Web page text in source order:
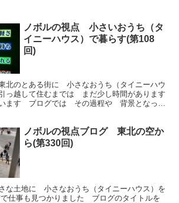
ノボルの視点 小さいおうち（タ
イニーハウス）で暮らす(第108
回)
北のとある街に 小さなおうち（タイニーハウ
っ越して住むまでは まだ少し時間があります
ます ブログでは その過程や 背景となった
ノボルの視点ブログ 東北の空か
ら(第330回)
な土地に 小さなおうち（タイニーハウス）を
仕事も見つかりました ブログのタイトルを